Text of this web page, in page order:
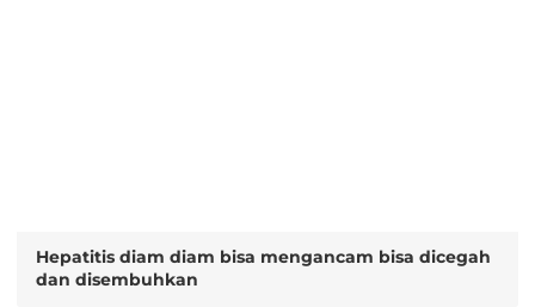
Hepatitis diam diam bisa mengancam bisa dicegah
dan disembuhkan